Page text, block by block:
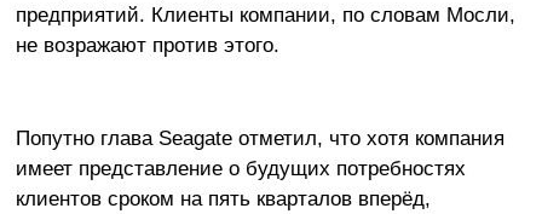
предприятий. Клиенты компании, по словам Мосли,
не возражают против этого.
Попутно глава Seagate отметил, что хотя компания
имеет представление о будущих потребностях
клиентов сроком на пять кварталов вперёд,